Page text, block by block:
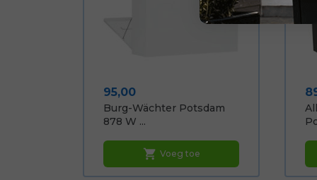
Prijs
95,00
Burg-Wächter Potsdam
878 W ...
shopping_cart Voeg toe